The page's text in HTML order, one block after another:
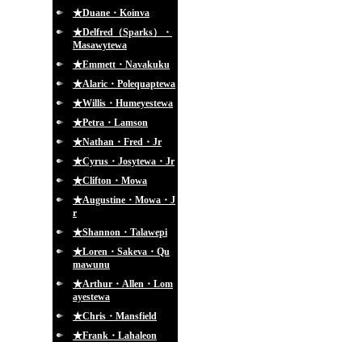
★Duane・Koinva
★Delfred（Sparks）・
Masawytewa
★Emmett・Navakuku
★Alaric・Polequaptewa
★Willis・Humeyestewa
★Petra・Lamson
★Nathan・Fred・Jr
★Cyrus・Josytewa・Jr
★Clifton・Mowa
★Augustine・Mowa・J
r
★Shannon・Talawepi
★Loren・Sakeva・Qu
mawunu
★Arthur・Allen・Lom
ayestewa
★Chris・Mansfield
★Frank・Lahaleon